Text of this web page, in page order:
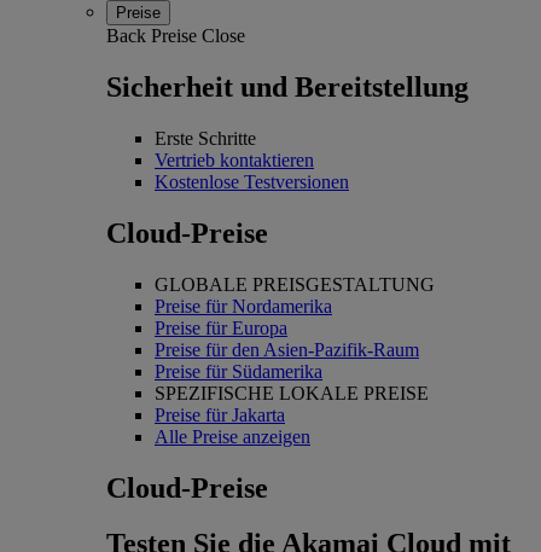
Preise
Back Preise Close
Sicherheit und Bereitstellung
Erste Schritte
Vertrieb kontaktieren
Kostenlose Testversionen
Cloud-Preise
GLOBALE PREISGESTALTUNG
Preise für Nordamerika
Preise für Europa
Preise für den Asien-Pazifik-Raum
Preise für Südamerika
SPEZIFISCHE LOKALE PREISE
Preise für Jakarta
Alle Preise anzeigen
Cloud-Preise
Testen Sie die Akamai Cloud mit